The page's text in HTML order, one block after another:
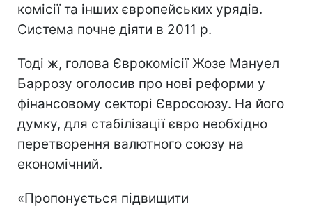
комісії та інших європейських урядів.
Система почне діяти в 2011 р.
Тоді ж, голова Єврокомісії Жозе Мануел
Баррозу оголосив про нові реформи у
фінансовому секторі Євросоюзу. На його
думку, для стабілізації євро необхідно
перетворення валютного союзу на
економічний.
«Пропонується підвищити